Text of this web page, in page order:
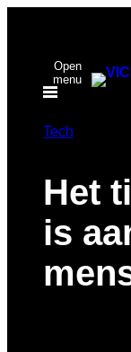
inhoud
Open
menu
Tech
Het
is